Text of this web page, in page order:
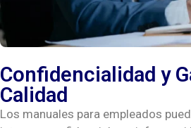
Confidencialidad y
Calidad
Los manuales para empleados